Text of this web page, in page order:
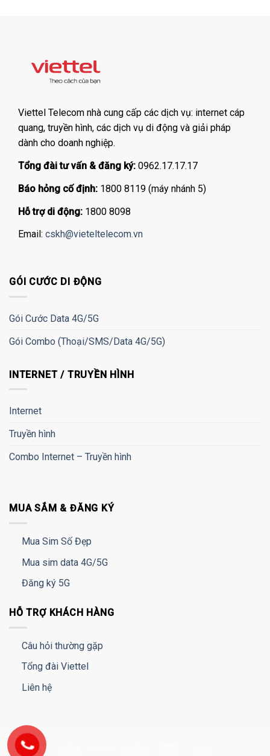
Viettel Telecom nhà cung cấp các dịch vụ: internet cáp
quang, truyền hình, các dịch vụ di động và giải pháp
dành cho doanh nghiệp.
Tổng đài tư vấn & đăng ký: 0962.17.17.17
Báo hỏng cố định: 1800 8119 (máy nhánh 5)
Hỗ trợ di động: 1800 8098
Email: cskh@vieteltelecom.vn
GÓI CƯỚC DI ĐỘNG
Gói Cước Data 4G/5G
Gói Combo (Thoại/SMS/Data 4G/5G)
INTERNET / TRUYỀN HÌNH
Internet
Truyền hình
Combo Internet – Truyền hình
MUA SẮM & ĐĂNG KÝ
Mua Sim Số Đẹp
Mua sim data 4G/5G
Đăng ký 5G
HỖ TRỢ KHÁCH HÀNG
Câu hỏi thường gặp
Tổng đài Viettel
Liên hệ